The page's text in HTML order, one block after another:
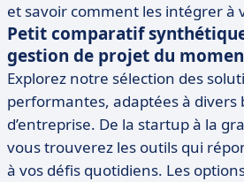
et savoir comment les intégrer à
Petit comparatif
gestion de projet du
Explorez notre sélection des
performantes, adaptées à divers
d’entreprise. De la startup à la
vous trouverez les outils qui
à vos défis quotidiens. Les